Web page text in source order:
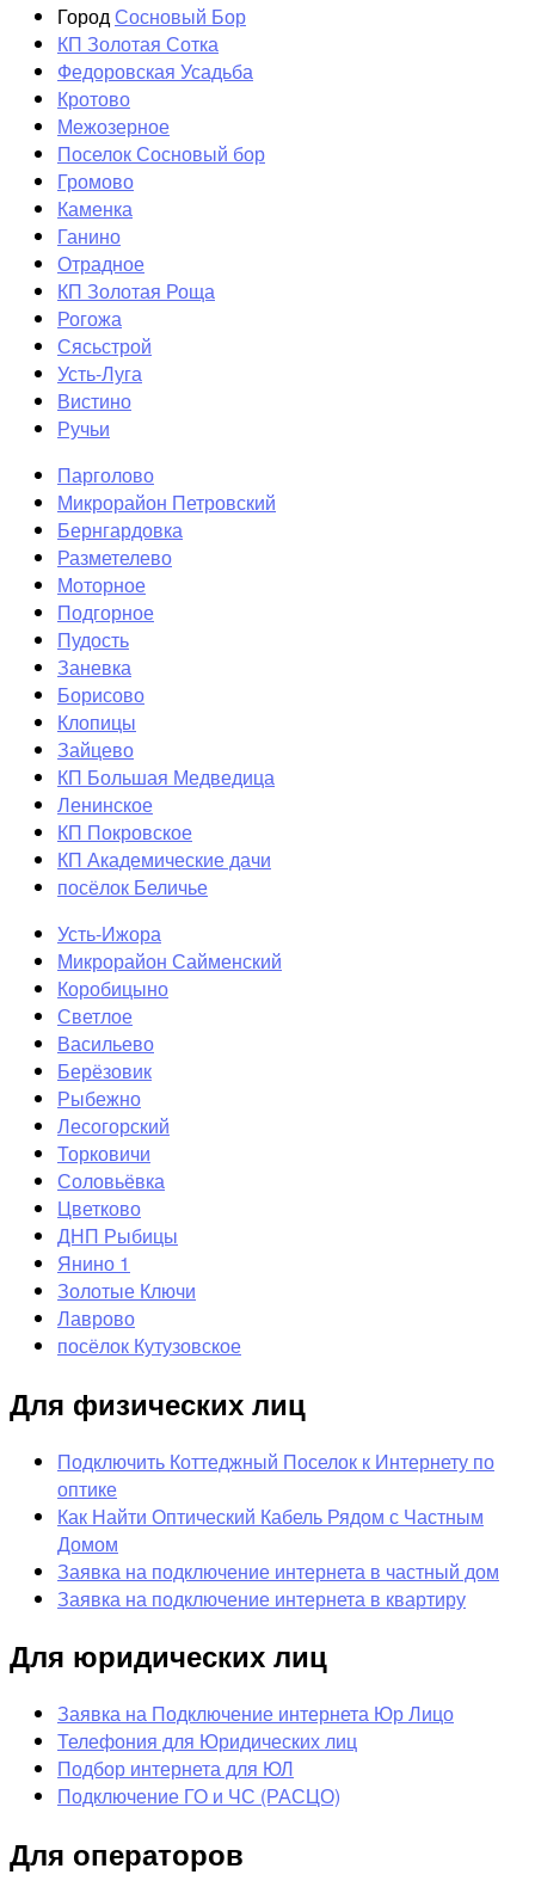
ГородСосновый Бор
КП Золотая Сотка
Федоровская Усадьба
Кротово
Межозерное
Поселок Сосновый бор
Громово
Каменка
Ганино
Отрадное
КП Золотая Роща
Рогожа
Сясьстрой
Усть-Луга
Вистино
Ручьи
Парголово
Микрорайон Петровский
Бернгардовка
Разметелево
Моторное
Подгорное
Пудость
Заневка
Борисово
Клопицы
Зайцево
КП Большая Медведица
Ленинское
КП Покровское
КП Академические дачи
посёлок Беличье
Усть-Ижора
Микрорайон Сайменский
Коробицыно
Светлое
Васильево
Берёзовик
Рыбежно
Лесогорский
Торковичи
Соловьёвка
Цветково
ДНП Рыбицы
Янино 1
Золотые Ключи
Лаврово
посёлок Кутузовское
Для физических лиц
Подключить Коттеджный Поселок к Интернету по
оптике
Как Найти Оптический Кабель Рядом с Частным
Домом
Заявка на подключение интернета в частный дом
Заявка на подключение интернета в квартиру
Для юридических лиц
Заявка на Подключение интернета Юр Лицо
Телефония для Юридических лиц
Подбор интернета для ЮЛ
Подключение ГО и ЧС (РАСЦО)
Для операторов